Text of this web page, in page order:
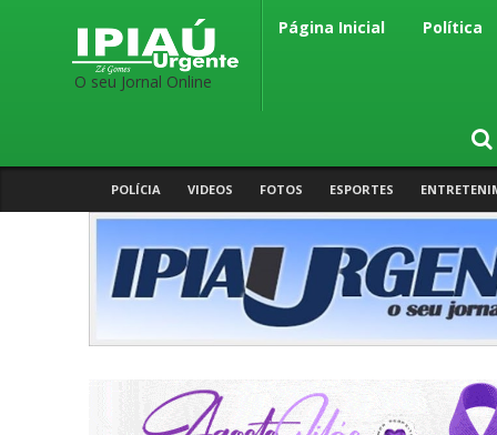
O seu Jornal Online
Página Inicial Política
POLÍCIA VIDEOS FOTOS ESPORTES